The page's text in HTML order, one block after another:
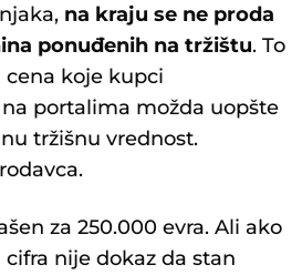
na kraju se ne proda
ponuđenih na tržištu. To
koje kupci
portalima možda uopšte
tržišnu vrednost.
za 250.000 evra. Ali ako
nije dokaz da stan